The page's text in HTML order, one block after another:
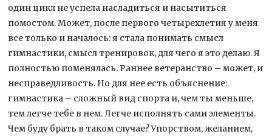
один цикл не успела насладиться и насытиться
помостом. Может, после первого четырехлетия у меня
все только и началось: я стала понимать смысл
гимнастики, смысл тренировок, для чего я это делаю. Я
полностью поменялась. Раннее ветеранство – может, и
несправедливость. Но для нее есть объяснение:
гимнастика – сложный вид спорта и, чем ты меньше,
тем легче тебе в нем. Легче исполнять сами элементы.
Чем буду брать в таком случае? Упорством, желанием,